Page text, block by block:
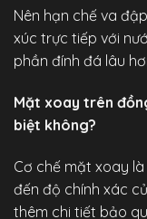
Nên hạn chế va
xúc trực tiếp với
phần đính đá lâu
Mặt xoay trên
biệt không?
Cơ chế mặt xoay
đến độ chính xác
thêm chi tiết bảo